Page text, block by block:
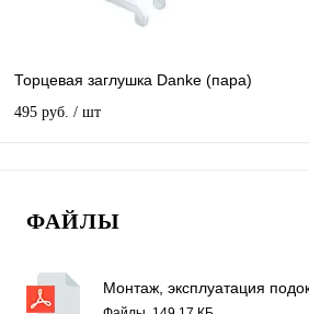
Торцевая заглушка Danke (пара)
495 руб. / шт
ФАЙЛЫ
Монтаж, эксплуатация